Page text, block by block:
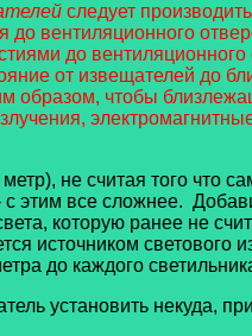
следует
вентиляционного
до
от извещателей до
образом, чтобы
не считая того что
с этим все сложнее.
которую ранее не
источником светового
до каждого
установить некуда,